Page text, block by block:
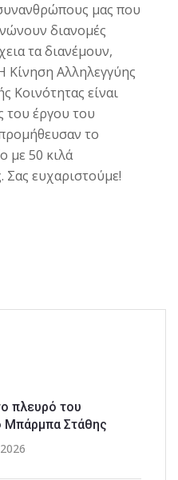
μας που
διανομές
τα διανέμουν,
Κίνηση Αλληλεγγύης
Κοινότητας είναι
του έργου του
το
με 50 κιλά
Σας ευχαριστούμε!
πλευρό του
Μπάρμπα Στάθης